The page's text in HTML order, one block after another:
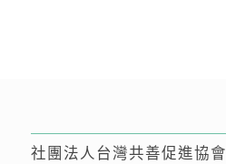
社團法人台灣共善促進協會